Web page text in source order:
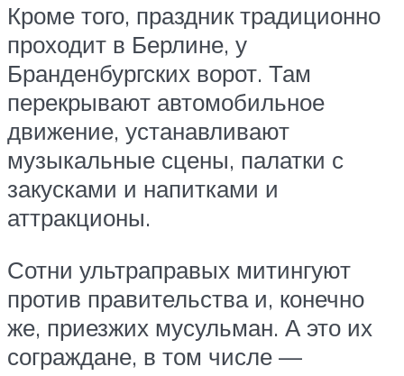
Кроме того, праздник традиционно
проходит в Берлине, у
Бранденбургских ворот. Там
перекрывают автомобильное
движение, устанавливают
музыкальные сцены, палатки с
закусками и напитками и
аттракционы.
Сотни ультраправых митингуют
против правительства и, конечно
же, приезжих мусульман. А это их
сограждане, в том числе —